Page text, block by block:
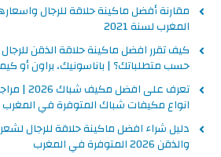
مقارنة أفضل ماكينة حلاقة للرجال
المغرب لسنة 2021
حسب متطلباتك؟ | باناسونيك، براون أو
تعرف على افضل مكيف
انواع مكيفات شباك المتوفرة في المغرب
دليل شراء افضل ماكينة حلاقة للرجال
والذقن 2026 المتوفرة في المغرب